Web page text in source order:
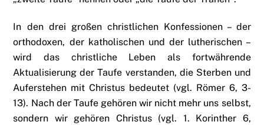
In den drei großen christlichen Konfessionen – der
orthodoxen, der katholischen und der lutherischen –
wird das christliche Leben als fortwährende
Aktualisierung der Taufe verstanden, die Sterben und
Auferstehen mit Christus bedeutet (vgl. Römer 6, 3-
13). Nach der Taufe gehören wir nicht mehr uns selbst,
sondern wir gehören Christus (vgl. 1. Korinther 6,